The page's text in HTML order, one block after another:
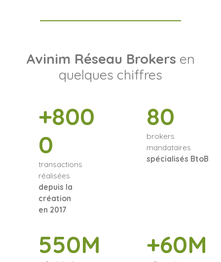
Avinim Réseau Brokers en
quelques chiffres
+800
0
transactions
réalisées
depuis la
création
en 2017
80
brokers
mandataires
spécialisés BtoB
550M +60M